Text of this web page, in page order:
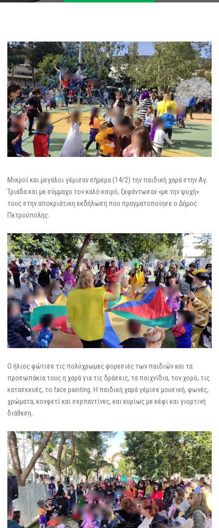
Μικροί και μεγάλοι γέμισαν σήμερα (14/2) την παιδική χαρά στην Αγ.
Τριάδα και με σύμμαχο τον καλό καιρό, ξεφάντωσαν «με την ψυχή»
τους στην αποκριάτικη εκδήλωση που πραγματοποίησε ο Δήμος
Πετρούπολης.
Ο ήλιος φώτισε τις πολύχρωμες φορεσιές των παιδιών και τα
προσωπάκια τους η χαρά για τις δράσεις, τα παιχνίδια, τον χορό, τις
κατασκευές, το face painting. Η παιδική χαρά γέμισε μουσική, φωνές,
χρώματα, κονφετί και σερπαντίνες, και κυρίως με κέφι και γιορτινή
διάθεση.